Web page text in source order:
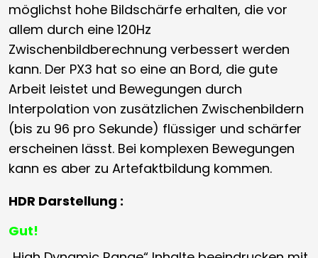
möglichst hohe Bildschärfe erhalten, die vor
allem durch eine 120Hz
Zwischenbildberechnung verbessert werden
kann. Der PX3 hat so eine an Bord, die gute
Arbeit leistet und Bewegungen durch
Interpolation von zusätzlichen Zwischenbildern
(bis zu 96 pro Sekunde) flüssiger und schärfer
erscheinen lässt. Bei komplexen Bewegungen
kann es aber zu Artefaktbildung kommen.
HDR Darstellung :
Gut!